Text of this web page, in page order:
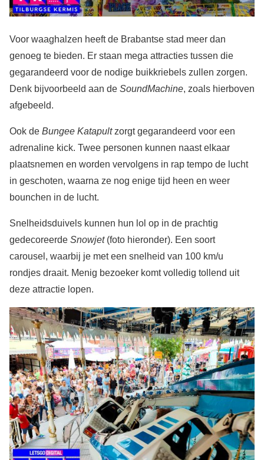
Voor waaghalzen heeft de Brabantse stad meer dan
genoeg te bieden. Er staan mega attracties tussen die
gegarandeerd voor de nodige buikkriebels zullen zorgen.
Denk bijvoorbeeld aan de SoundMachine, zoals hierboven
afgebeeld.
Ook de Bungee Katapultzorgt gegarandeerd voor een
adrenaline kick. Twee personen kunnen naast elkaar
plaatsnemen en worden vervolgens in rap tempo de lucht
in geschoten, waarna ze nog enige tijd heen en weer
bounchen in de lucht.
Snelheidsduivels kunnen hun lol op in de prachtig
gedecoreerde Snowjet (foto hieronder). Een soort
carousel, waarbij je met een snelheid van 100 km/u
rondjes draait. Menig bezoeker komt volledig tollend uit
deze attractie lopen.